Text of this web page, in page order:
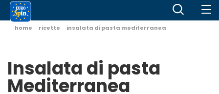
home ricette insalata di pasta mediterranea
Insalata di pasta
Mediterranea